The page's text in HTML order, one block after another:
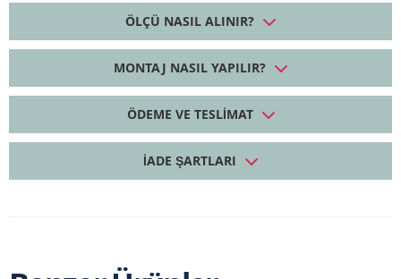
ÖLÇÜ NASIL ALINIR?
MONTAJ NASIL YAPILIR?
ÖDEME VE TESLIMAT
İADE ŞARTLARI